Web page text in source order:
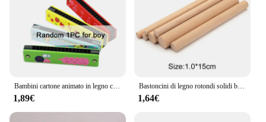
Bambini cartone animato in legno carino armonica Puzzle Montessori giocattoli musica creativa giocattolo strumenti di riproduzione bambini ragazzi ragazze regali TMZ
1,89€
Bastoncini di legno rotondi solidi bastoncini di conteggio giocattolo educativo modello di costruzione lavorazione del legno artigianato fai da te cibo Lollies di ghiaccio che fanno tassello di torta
1,64€